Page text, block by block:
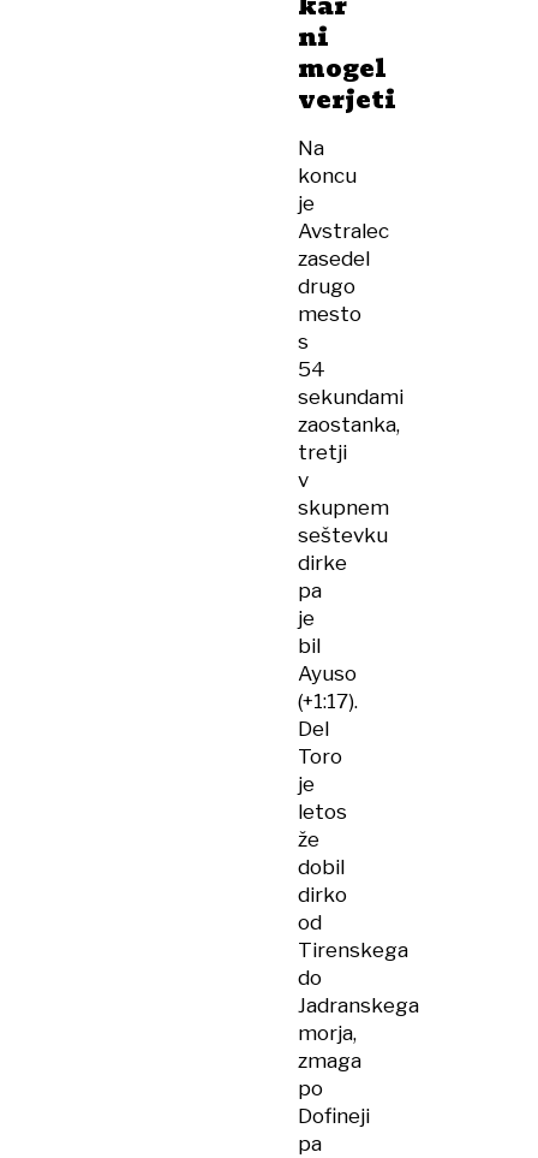
ni
mogel
verjeti
Na
koncu
je
Avstralec
zasedel
drugo
mesto
s
54
sekundami
zaostanka,
tretji
v
skupnem
seštevku
dirke
pa
je
bil
Ayuso
(+1:17).
Del
Toro
je
letos
že
dobil
dirko
od
Tirenskega
do
Jadranskega
morja,
zmaga
po
Dofineji
pa